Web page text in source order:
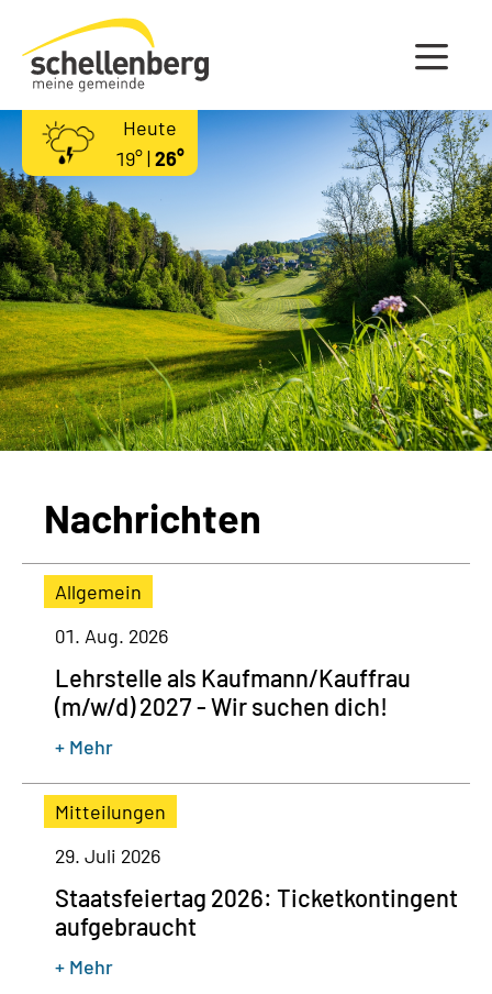
Gemeinde Schellenberg Startseite
Heute
19° |26°
Nachrichten
Allgemein
01. Aug. 2026
Lehrstelle als Kaufmann/Kauffrau
(m/w/d) 2027 - Wir suchen dich!
+ Mehr
Mitteilungen
29. Juli 2026
Staatsfeiertag 2026: Ticketkontingent
aufgebraucht
+ Mehr